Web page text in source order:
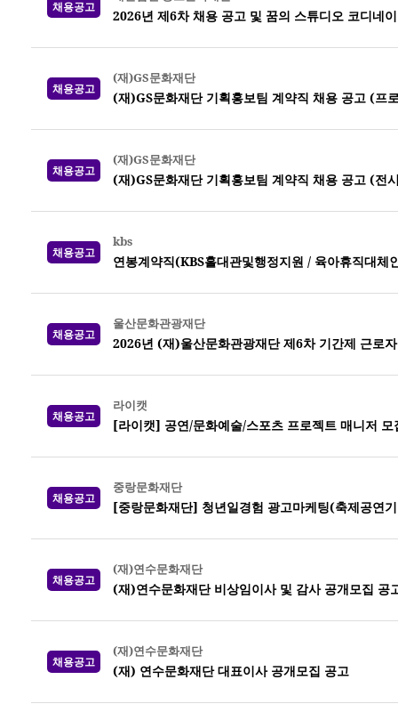
채용공고
2026년 제6차 채용 공고 및 꿈의 스튜디오 코디네
채용공고
(재)GS문화재단
(재)GS문화재단 기획홍보팀 계약직 채용 공고 (프
채용공고
(재)GS문화재단
(재)GS문화재단 기획홍보팀 계약직 채용 공고 (전
채용공고
kbs
연봉계약직(KBS홀대관및행정지원 / 육아휴직대
채용공고
울산문화관광재단
2026년 (재)울산문화관광재단 제6차 기간제 근로
채용공고
라이캣
[라이캣] 공연/문화예술/스포츠 프로젝트 매니저 모
채용공고
중랑문화재단
[중랑문화재단] 청년일경험 광고마케팅(축제공연
채용공고
(재)연수문화재단
(재)연수문화재단 비상임이사 및 감사 공개모집 공
채용공고
(재)연수문화재단
(재) 연수문화재단 대표이사 공개모집 공고